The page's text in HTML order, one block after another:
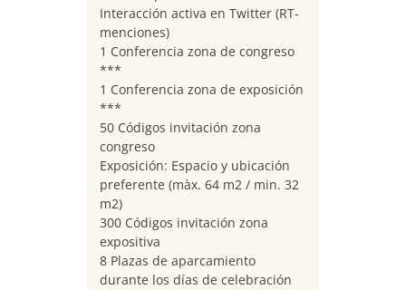
Interacción activa en Twitter (RT-
menciones)
1 Conferencia zona de congreso
***
1 Conferencia zona de exposición
***
50 Códigos invitación zona
congreso
Exposición: Espacio y ubicación
preferente (màx. 64 m2 / min. 32
m2)
300 Códigos invitación zona
expositiva
8 Plazas de aparcamiento
durante los días de celebración